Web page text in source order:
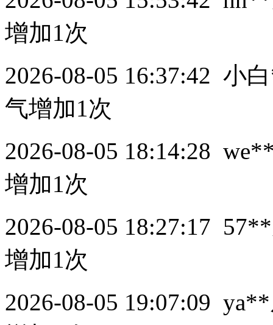
增加1次
2026-08-05 16:37:42 小
气增加1次
2026-08-05 18:14:28
增加1次
2026-08-05 18:27:17 57**
增加1次
2026-08-05 19:07:09 ya**